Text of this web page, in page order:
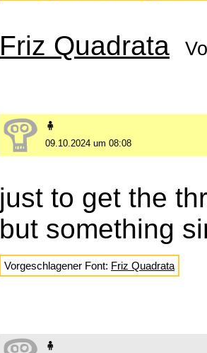
Friz Quadrata
🧍
09.10.2024 um 08:08
just to get the
but something
Vorgeschlagener Font: Friz Quadrata
🧍